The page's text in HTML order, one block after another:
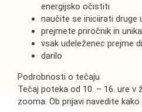
energijsko očistiti
naučite se iniciirati druge
prejmete priročnik in
vsak udeleženec prejme
darilo
Podrobnosti o tečaju
Tečaj poteka od 10. – 16. ure v
zooma. Ob prijavi navedite